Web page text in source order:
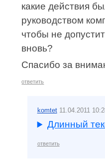
какие действия
руководством
чтобы не
вновь?
Спасибо за
ответить
komtet 11.04.2011
Длинный
ответить